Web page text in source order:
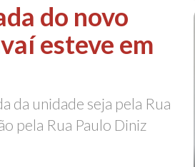
do novo
esteve em
da unidade seja pela Rua
pela Rua Paulo Diniz